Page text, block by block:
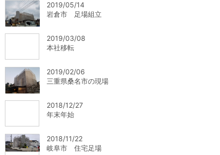
2019/05/14
岩倉市 足場組立
2019/03/08
本社移転
2019/02/06
三重県桑名市の現場
2018/12/27
年末年始
2018/11/22
岐阜市 住宅足場